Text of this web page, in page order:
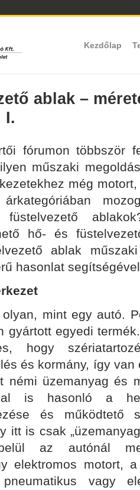
Kezdőlap
ablak –
I.
fórumon többször
műszaki
még
füstelvezető
hő- és
ablak
hasonlat
mint egy autó.
gyártott egyedi
hogy
és kormány, így
némi üzemanyag és
is hasonló a
és működtető
itt is csak
az autónál
elektromos motort,
vagy